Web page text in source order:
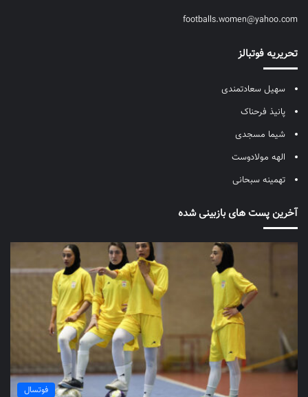
footballs.women@yahoo.com
تحریریه فوتبالز
سهیل سعادتمندی
پانیذ فرحناک
شیما مسجدی
الهه مولادوست
تهمینه سبحانی
آخرین پست های بازبینی شده
فوتسال